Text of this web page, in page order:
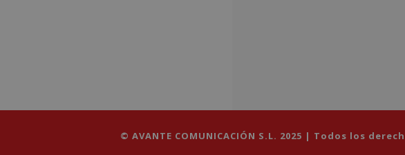
© AVANTE COMUNICACIÓN S.L. 2025 | Todos los